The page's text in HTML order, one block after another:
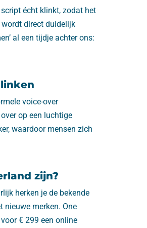
écht klinkt, zodat het
direct duidelijk
al een tijdje achter ons:
voice-over
op een luchtige
waardoor mensen zich
zijn?
herken je de bekende
nieuwe merken. One
€ 299 een online